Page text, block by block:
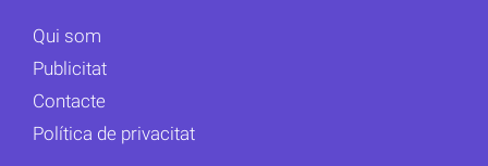
Qui som
Publicitat
Contacte
Política de privacitat